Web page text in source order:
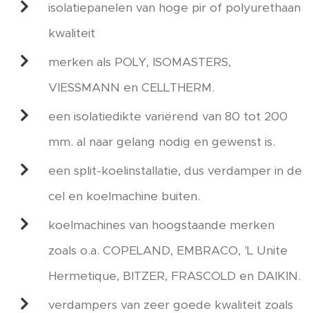
isolatiepanelen van hoge pir of polyurethaan
kwaliteit
merken als POLY, ISOMASTERS,
VIESSMANN en CELLTHERM.
een isolatiedikte variërend van 80 tot 200
mm. al naar gelang nodig en gewenst is.
een split-koelinstallatie, dus verdamper in de
cel en koelmachine buiten.
koelmachines van hoogstaande merken
zoals o.a. COPELAND, EMBRACO, 'L Unite
Hermetique, BITZER, FRASCOLD en DAIKIN.
verdampers van zeer goede kwaliteit zoals